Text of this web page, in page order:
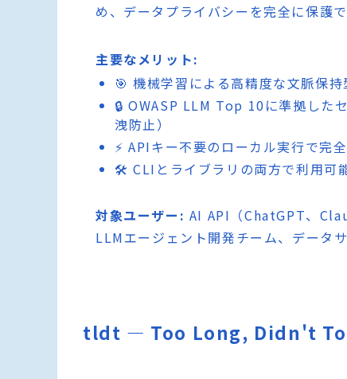
め、データプライバシーを完全に保護で
主要なメリット:
🎯 機械学習による高精度な文脈保
🔒 OWASP LLM Top 10に準拠した
洩防止）
⚡ APIキー不要のローカル実行で完
🛠️ CLIとライブラリの両方で利用可
対象ユーザー: AI API（ChatGPT、
LLMエージェント開発チーム、データ
tldt — Too Long, Didn't